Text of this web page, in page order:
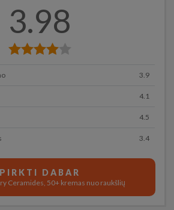
3.98
3.9
4.1
4.5
3.4
PIRKTI DABAR
Ceramides, 50+ kremas nuo raukšlių